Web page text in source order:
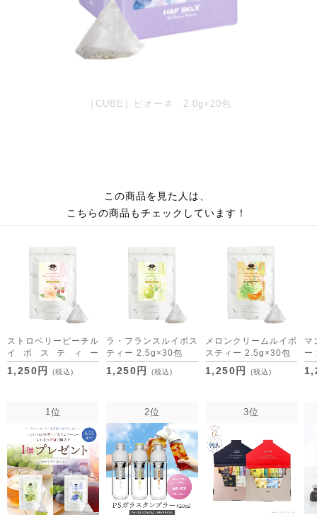
［CUBE］ピオーネ 2.0g×20包
この商品を見た人は、
こちらの商品もチェックしています！
ストロベリーピーチル
イボスティー
2.5g×30包
[M便 1/3]
1,250円 (税込)
ラ・フランスルイボス
ティー 2.5g×30包
[M便 1/3]
1,250円 (税込)
メロンクリームルイボ
スティー 2.5g×30包
[M便 1/3]
1,250円 (税込)
マ
ー
[M
1位 2位 3位